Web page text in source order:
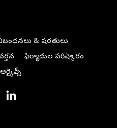
& షరతులు
ఫిర్యాదుల పరిష్కారం